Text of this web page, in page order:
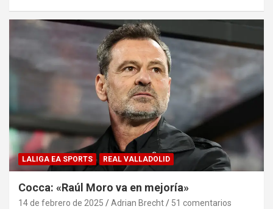
LALIGA EA SPORTS REAL VALLADOLID
Cocca: «Raúl Moro va en mejoría»
14 de febrero de 2025 Adrian Brecht 51 comentarios